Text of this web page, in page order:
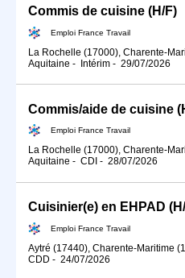
Commis de cuisine (H/F)
Emploi France Travail
La Rochelle (17000), Charente-
Aquitaine - Intérim - 29/07/2026
Commis/aide de cuisine
Emploi France Travail
La Rochelle (17000), Charente-
Aquitaine - CDI - 28/07/2026
Cuisinier(e) en EHPAD
Emploi France Travail
Aytré (17440), Charente-Maritime
CDD - 24/07/2026